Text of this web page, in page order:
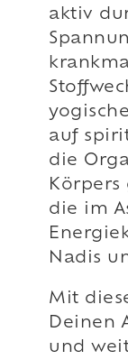
aktiv
auf
die
die im
Nadis
Mit
Deinen
und